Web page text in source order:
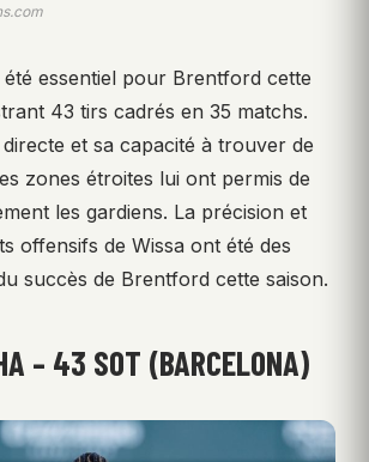
été essentiel pour Brentford cette
43 tirs cadrés en 35 matchs.
et sa capacité à trouver de
zones étroites lui ont permis de
les gardiens. La précision et
offensifs de Wissa ont été des
succès de Brentford cette saison.
– 43 SOT (BARCELONA)